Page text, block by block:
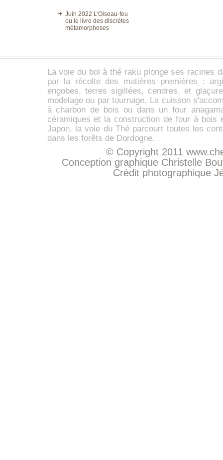
Juin 2022 L'Oiseau-feu
ou le livre des discrètes
métamorphoses
La voie du bol à thé raku plonge ses racines
par la récolte des matières premières :
engobes, terres sigillées, cendres, et
modelage ou par tournage. La cuisson
à charbon de bois ou dans un four
céramiques et la construction de four à
Japon, la voie du Thé parcourt toutes les
dans les forêts de Dordogne.
© Copyright 2011
Conception graphique Christelle
Crédit photographique